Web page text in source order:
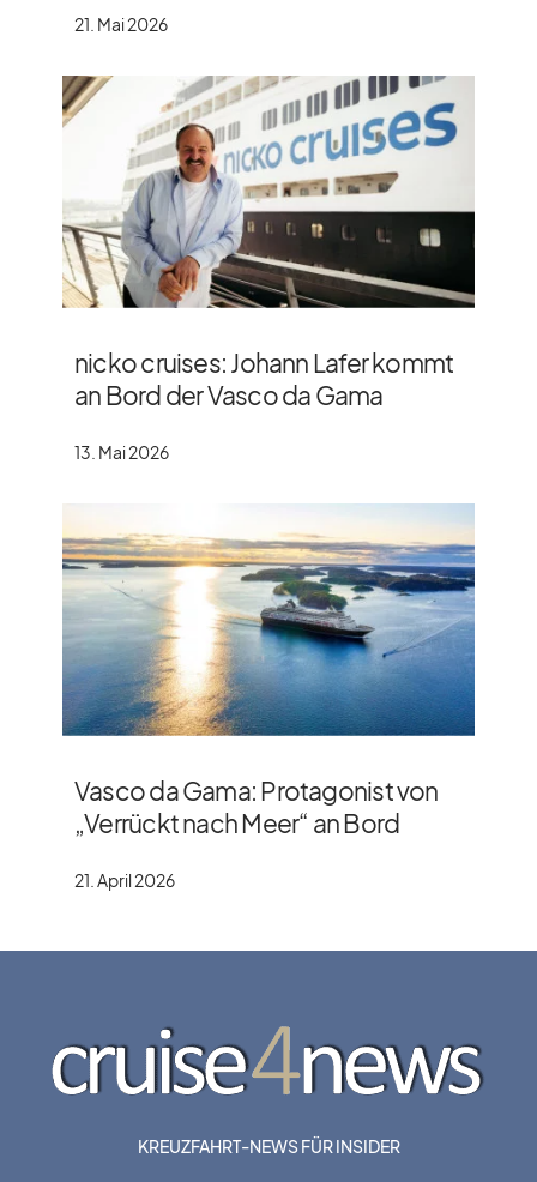
21. Mai 2026
nicko cruises: Johann Lafer kommt
an Bord der Vasco da Gama
13. Mai 2026
Vasco da Gama: Protagonist von
„Verrückt nach Meer“ an Bord
21. April 2026
KREUZFAHRT-NEWS FÜR INSIDER